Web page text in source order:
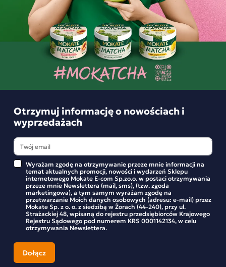
Matcha Latte Mokate Classic 6 saszetek 84
g
10,99 zł
- +
Ewelina
Otrzymuj informację o nowościach i
wyprzedażach
Wyrażam zgodę na otrzymywanie przeze mnie informacji na
temat aktualnych promocji, nowości i wydarzeń Sklepu
internetowego Mokate E-com Sp.zo.o. w postaci otrzymywania
przeze mnie Newslettera (mail, sms), (tzw. zgoda
marketingowa), a tym samym wyrażam zgodę na
przetwarzanie Moich danych osobowych (adresu: e-mail) przez
Mokate Sp. z o. o. z siedzibą w Żorach (44-240), przy ul.
Strażackiej 48, wpisaną do rejestru przedsiębiorców Krajowego
Rejestru Sądowego pod numerem KRS 0001142134, w celu
otrzymywania Newslettera.